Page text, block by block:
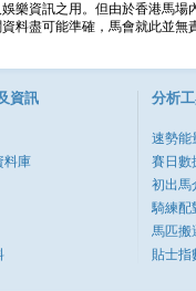
樂資訊之用。但由於香港馬
料盡可能準確，馬會就此並
資訊
料庫
分析
速勢能
賽日數
初出馬
騎練配
馬匹搬
貼士指